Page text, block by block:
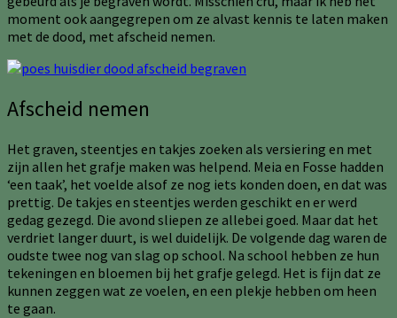
moment ook aangegrepen om ze alvast kennis te laten maken
met de dood, met afscheid nemen.
Afscheid nemen
Het graven, steentjes en takjes zoeken als versiering en met
zijn allen het grafje maken was helpend. Meia en Fosse hadden
‘een taak’, het voelde alsof ze nog iets konden doen, en dat was
prettig. De takjes en steentjes werden geschikt en er werd
gedag gezegd. Die avond sliepen ze allebei goed. Maar dat het
verdriet langer duurt, is wel duidelijk. De volgende dag waren de
oudste twee nog van slag op school. Na school hebben ze hun
tekeningen en bloemen bij het grafje gelegd. Het is fijn dat ze
kunnen zeggen wat ze voelen, en een plekje hebben om heen
te gaan.